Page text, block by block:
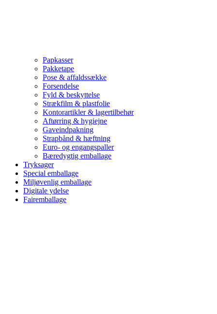
Papkasser
Pakketape
Pose & affaldssække
Forsendelse
Fyld & beskyttelse
Strækfilm & plastfolie
Kontorartikler & lagertilbehør
Aftørring & hygiejne
Gaveindpakning
Strapbånd & hæftning
Euro- og engangspaller
Bæredygtig emballage
Tryksager
Special emballage
Miljøvenlig emballage
Digitale ydelse
Fairemballage